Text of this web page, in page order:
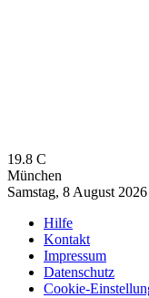
19.8 C
München
Samstag, 8 August 2026
Hilfe
Kontakt
Impressum
Datenschutz
Cookie-